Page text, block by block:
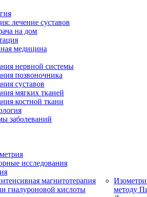
лечение суставов
на дом
медицина
нервной системы
позвоночника
суставов
мягких тканей
костной ткани
заболеваний
исследования
магнитотерапия
гиалуроновой кислоты
методу